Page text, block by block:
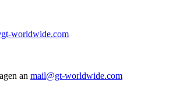
worldwide.com
an mail@gt-worldwide.com